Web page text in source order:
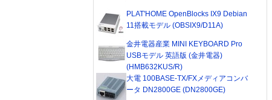
PLAT'HOME OpenBlocks IX9 Debian
11搭載モデル (OBSIX9/D11A)
金井電器産業 MINI KEYBOARD Pro
USBモデル 英語版 (金井電器)
(HMB632KUS/R)
大電 100BASE-TX/FXメディアコンバ
ータ DN2800GE (DN2800GE)